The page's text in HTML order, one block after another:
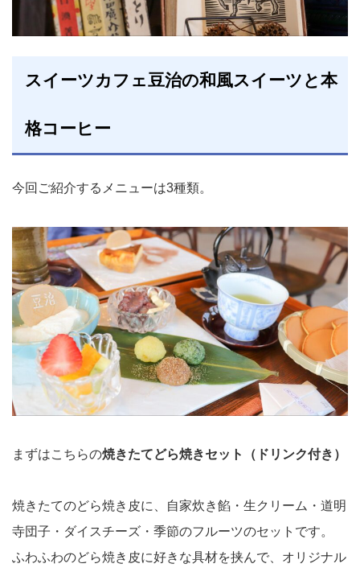
スイーツカフェ豆治の和風スイーツと本
格コーヒー
今回ご紹介するメニューは3種類。
まずはこちらの焼きたてどら焼きセット（ドリンク付き）
焼きたてのどら焼き皮に、自家炊き餡・生クリーム・道明
寺団子・ダイスチーズ・季節のフルーツのセットです。
ふわふわのどら焼き皮に好きな具材を挟んで、オリジナル